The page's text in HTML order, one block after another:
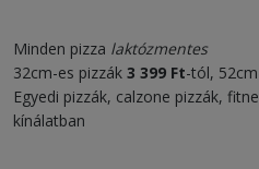
Minden pizza laktózmentes
32cm-es pizzák 3 399 Ft-tól,
Egyedi pizzák, calzone pizzák,
kínálatban